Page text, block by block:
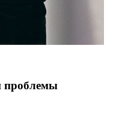
проблемы